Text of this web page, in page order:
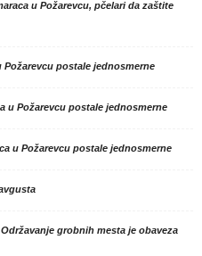
u Požarevcu, pčelari da zaštite
postale jednosmerne
u Požarevcu postale jednosmerne
u Požarevcu postale jednosmerne
grobnih mesta je obaveza